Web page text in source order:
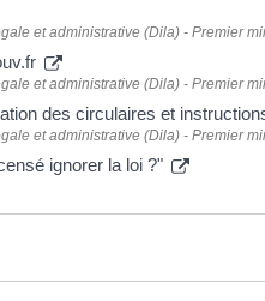
et administrative (Dila) - Premier
et administrative (Dila) - Premier
des circulaires et
et administrative (Dila) - Premier
ignorer la loi ?"